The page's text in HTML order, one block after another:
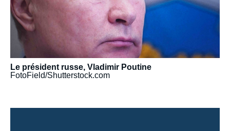
Le président russe, Vladimir Poutine
FotoField/Shutterstock.com